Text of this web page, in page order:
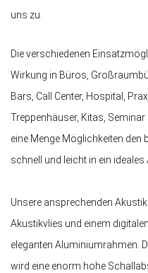
uns zu.
Die verschiedenen
Wirkung in Büros,
Bars, Call Center, Hospital,
Treppenhäuser, Kitas,
eine Menge Möglichkeiten den
schnell und leicht in ein
Unsere ansprechenden
Akustikvlies und einem
eleganten Aluminiumrahmen.
wird eine enorm hohe